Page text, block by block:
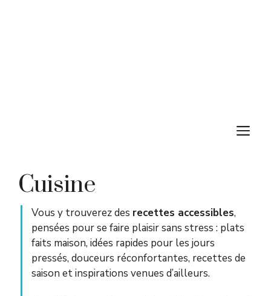
Cuisine
Vous y trouverez des recettes accessibles,
pensées pour se faire plaisir sans stress : plats
faits maison, idées rapides pour les jours
pressés, douceurs réconfortantes, recettes de
saison et inspirations venues d’ailleurs.